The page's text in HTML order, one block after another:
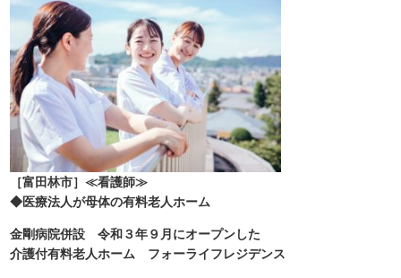
［富田林市］≪看護師≫
◆医療法人が母体の有料老人ホーム
金剛病院併設 令和３年９月にオープンした
介護付有料老人ホーム フォーライフレジデンス